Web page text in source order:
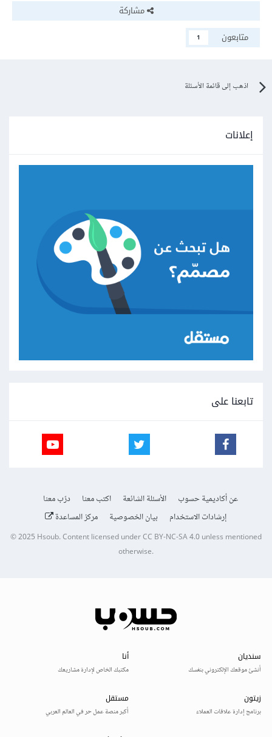
ويوجد منتدي IO حسوب وهو منتدى باللغة العربية والعالم العربي
مشاركة
متابعون
1
اذهب إلى قائمة الأسئلة
إعلانات
تابعنا على
عن أكاديمية حسوب الأسئلة الشائعة اكتب معنا
درّب معنا
إرشادات الاستخدام
بيان الخصوصية مركز المساعدة
© 2025Hsoub.Content licensed underCC BY-NC-SA 4.0unless mentioned
otherwise.